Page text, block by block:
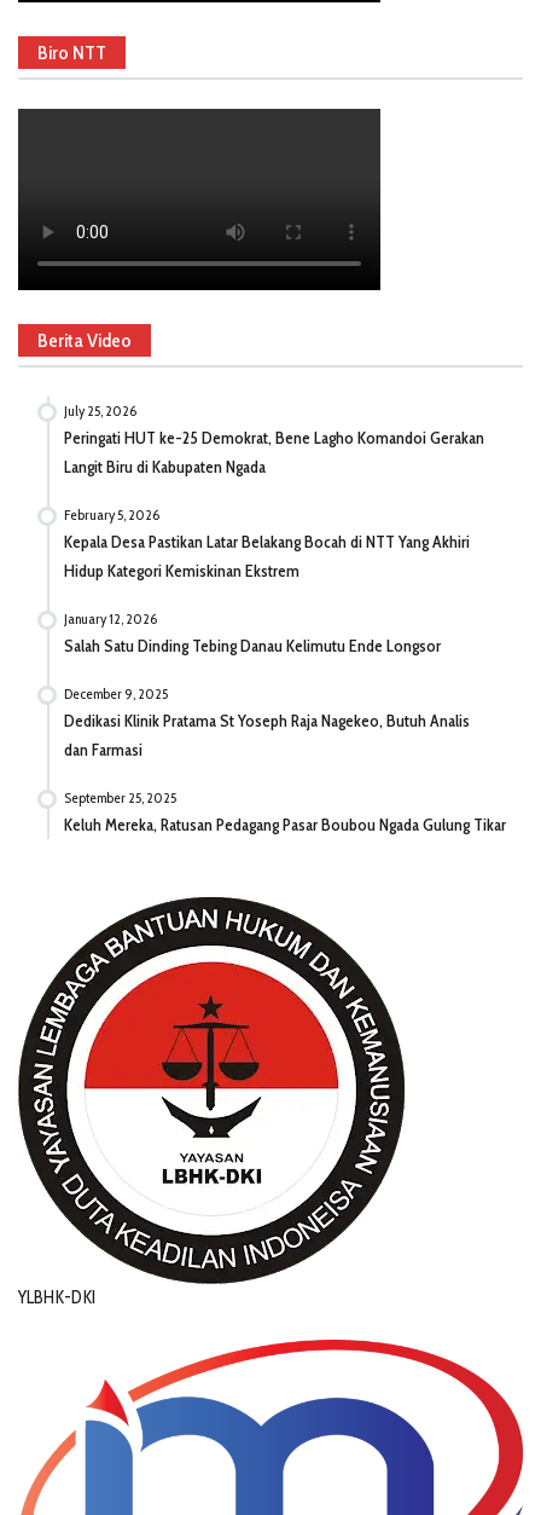
Biro NTT
Berita Video
July 25, 2026
Peringati HUT ke-25 Demokrat, Bene Lagho Komandoi Gerakan
Langit Biru di Kabupaten Ngada
February 5, 2026
Kepala Desa Pastikan Latar Belakang Bocah di NTT Yang Akhiri
Hidup Kategori Kemiskinan Ekstrem
January 12, 2026
Salah Satu Dinding Tebing Danau Kelimutu Ende Longsor
December 9, 2025
Dedikasi Klinik Pratama St Yoseph Raja Nagekeo, Butuh Analis
dan Farmasi
September 25, 2025
Keluh Mereka, Ratusan Pedagang Pasar Boubou Ngada Gulung Tikar
YLBHK-DKI